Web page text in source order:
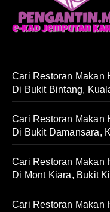
Cari Restoran Makan
Di Bukit Bintang,
Cari Restoran Makan
Di Bukit Damansara,
Cari Restoran Makan
Di Mont Kiara, Bukit
Cari Restoran Makan